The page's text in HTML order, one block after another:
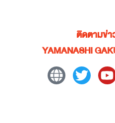
ติดตามข่า
YAMANASHI